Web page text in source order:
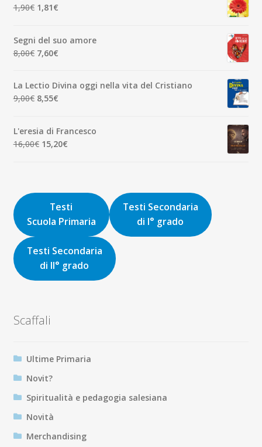
7,00€.6,65€.
1,90€ Il
era:
1,90€.
1,81€Il
è:
1,81€.
Segni del suo amore
8,00€ Il
era:
8,00€.
7,60€Il
è:
7,60€.
La Lectio Divina oggi nella vita del Cristiano
9,00€ Il
era:
9,00€.
8,55€Il
è:
8,55€.
L'eresia di Francesco
16,00€ Il
16,00€.
15,20€Il
15,20€.
Testi
Scuola Primaria
Testi Secondaria
di I° grado
Testi Secondaria
di II° grado
Scaffali
Ultime Primaria
Novit?
Spiritualità e pedagogia salesiana
Novità
Merchandising